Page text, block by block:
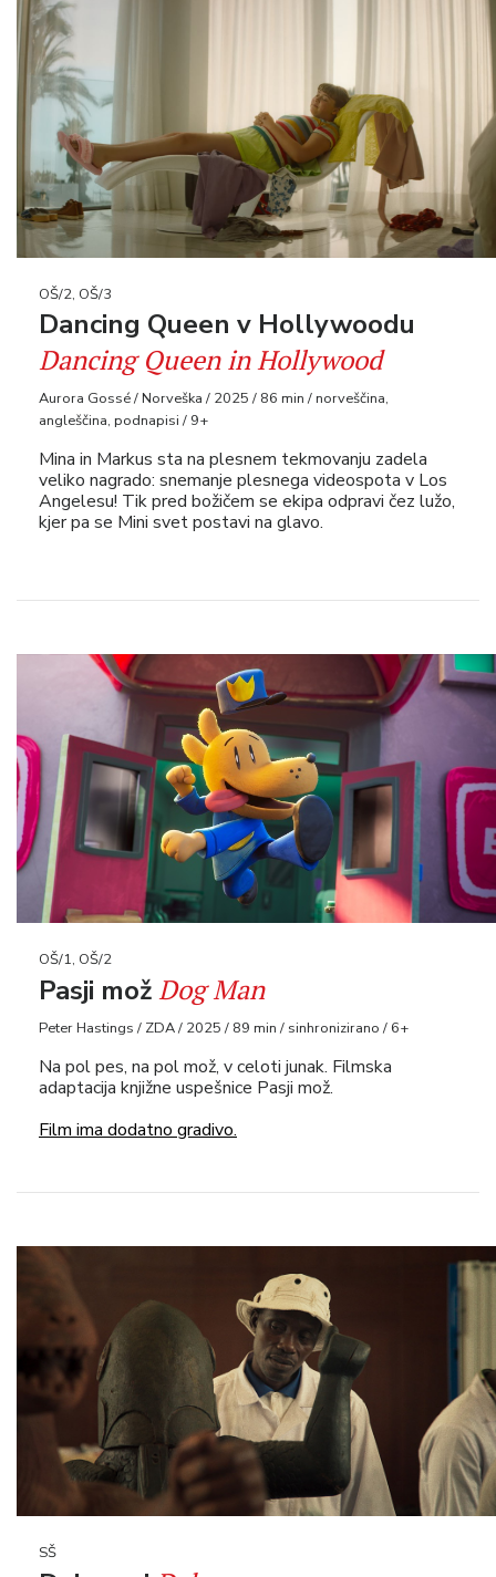
OŠ/2, OŠ/3
Dancing Queen v Hollywoodu
Dancing Queen in Hollywood
Aurora Gossé / Norveška / 2025 / 86 min / norveščina,
angleščina, podnapisi / 9+
Mina in Markus sta na plesnem tekmovanju zadela
veliko nagrado: snemanje plesnega videospota v Los
Angelesu! Tik pred božičem se ekipa odpravi čez lužo,
kjer pa se Mini svet postavi na glavo.
OŠ/1, OŠ/2
Pasji možDog Man
Peter Hastings / ZDA / 2025 / 89 min / sinhronizirano / 6+
Na pol pes, na pol mož, v celoti junak. Filmska
adaptacija knjižne uspešnice Pasji mož.
Film ima dodatno gradivo.
SŠ